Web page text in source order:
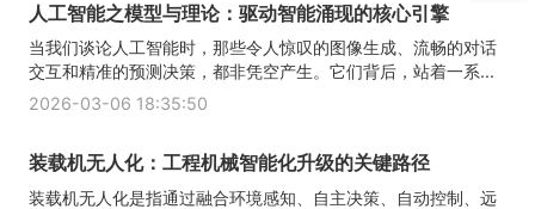
人工智能之模型与理论：驱动智能涌现的核心引擎
当我们谈论人工智能时，那些令人惊叹的图像生成、流畅的对话
交互和精准的预测决策，都非凭空产生。它们背后，站着一系...
2026-03-06 18:35:50
装载机无人化：工程机械智能化升级的关键路径
装载机无人化是指通过融合环境感知、自主决策、自动控制、远